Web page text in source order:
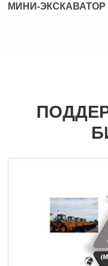
МИНИ-ЭКСКАВАТОР